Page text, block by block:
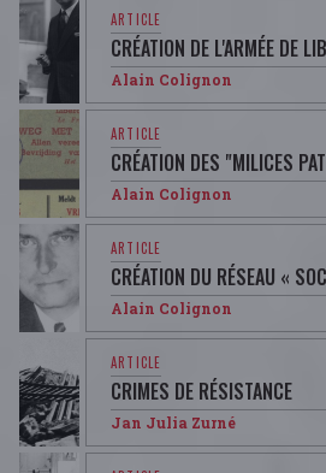
CRÉATION DE L'ARMÉE DE
Alain Colignon
CRÉATION DES "MILICES
Alain Colignon
CRÉATION DU RÉSEAU «
Alain Colignon
CRIMES DE RÉSISTANCE
Jan Julia Zurné